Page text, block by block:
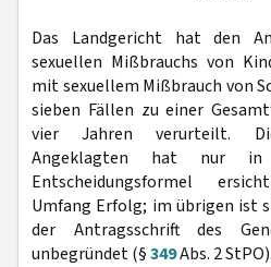
Das Landgericht hat den
sexuellen Mißbrauchs von
mit sexuellem Mißbrauch von
sieben Fällen zu einer
vier Jahren verurteilt.
Angeklagten hat nur
Entscheidungsformel
Umfang Erfolg; im übrigen ist
der Antragsschrift des
unbegründet (§349Abs. 2 StPO).